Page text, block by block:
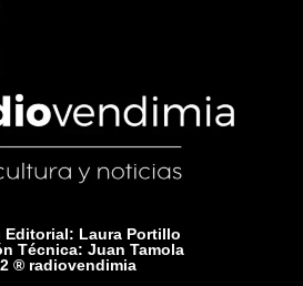
Editorial: Laura Portillo
Técnica: Juan Tamola
® radiovendimia